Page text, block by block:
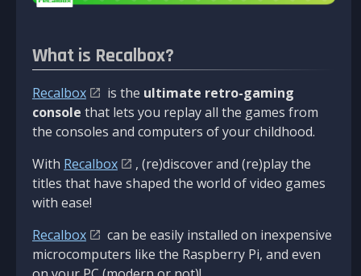
What is Recalbox?
Recalbox is the ultimate retro-gaming
console that lets you replay all the games from
the consoles and computers of your childhood.
With Recalbox
, (re)discover and (re)play the
titles that have shaped the world of video games
with ease!
Recalbox
can be easily installed on inexpensive
microcomputers like the Raspberry Pi, and even